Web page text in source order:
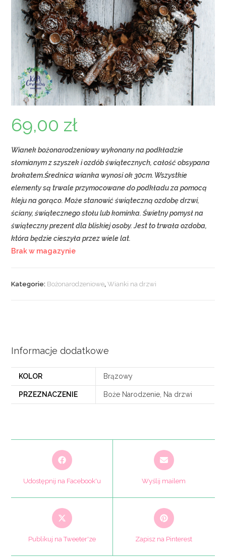
69,00 zł
Wianek bożonarodzeniowy wykonany na podkładzie
słomianym z szyszek i ozdób świątecznych, całość obsypana
brokatem.Średnica wianka wynosi ok 30cm. Wszystkie
elementy są trwale przymocowane do podkładu za pomocą
kleju na gorąco. Może stanowić świąteczną ozdobę drzwi,
ściany, świątecznego stołu lub kominka. Świetny pomysł na
świąteczny prezent dla bliskiej osoby. Jest to trwała ozdoba,
która będzie cieszyła przez wiele lat.
Brak w magazynie
Kategorie: Bożonarodzeniowe,Wianki na drzwi
Informacje dodatkowe
KOLOR Brązowy
PRZEZNACZENIE Boże Narodzenie, Na drzwi
Opens
in
new
window
Udostępnij na Facebook'u
Opens
in
new
window
Wyślij mailem
Opens
in
new
window
Publikuj na Tweeter'ze
Opens
in
window
Zapisz na Pinterest